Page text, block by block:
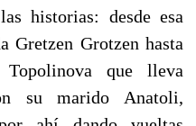
historias: desde esa
Gretzen Grotzen hasta
Topolinova que lleva
su marido Anatoli,